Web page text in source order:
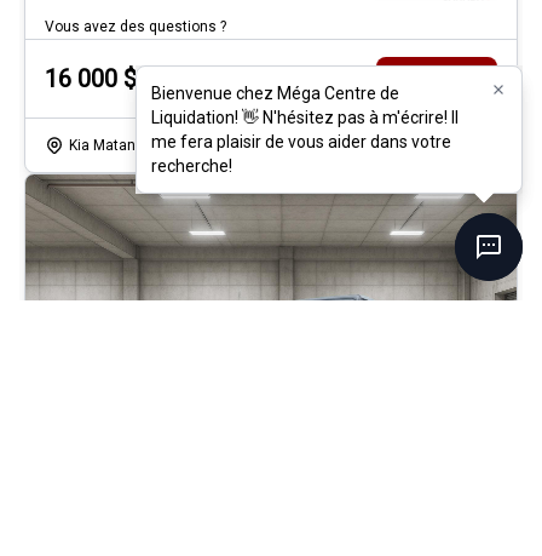
Bienvenue chez Méga Centre de
Liquidation! 👋 N'hésitez pas à m'écrire! Il
me fera plaisir de vous aider dans votre
recherche!
Vous avez des questions ?
16 000 $
Kia Matane - U1447B - 1C4AJWAG5EL285316
Bienvenue chez Méga Centre de
Liquidation! 👋 N'hésitez pas à m'écrire! Il
me fera plaisir de vous aider dans votre
recherche!